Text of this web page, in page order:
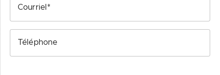
Courriel
Téléphone